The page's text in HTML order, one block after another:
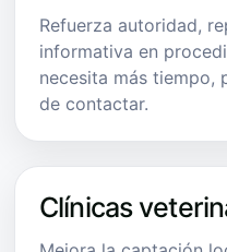
Refuerza autoridad,
informativa en
necesita más tiempo,
de contactar.
Clínicas